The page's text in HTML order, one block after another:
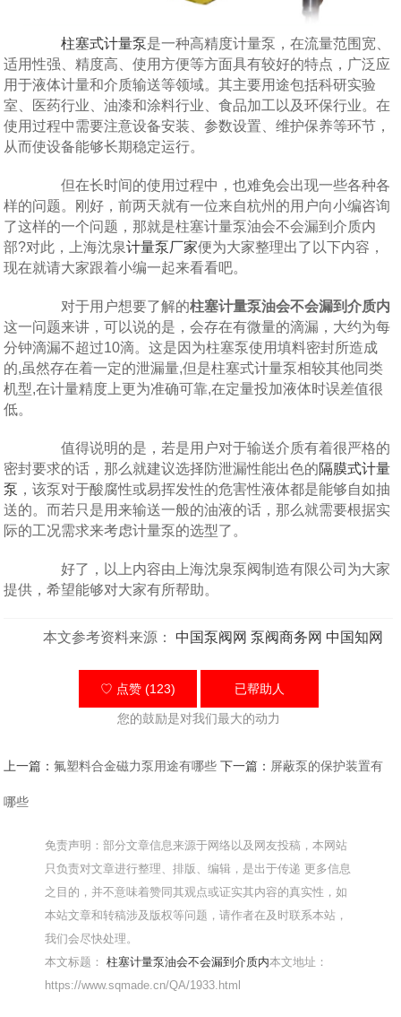
柱塞式计量泵是一种高精度计量泵，在流量范围宽、
适用性强、精度高、使用方便等方面具有较好的特点，广泛应
用于液体计量和介质输送等领域。其主要用途包括科研实验
室、医药行业、油漆和涂料行业、食品加工以及环保行业。在
使用过程中需要注意设备安装、参数设置、维护保养等环节，
从而使设备能够长期稳定运行。
但在长时间的使用过程中，也难免会出现一些各种各
样的问题。刚好，前两天就有一位来自杭州的用户向小编咨询
了这样的一个问题，那就是柱塞计量泵油会不会漏到介质内
部?对此，上海沈泉计量泵厂家便为大家整理出了以下内容，
现在就请大家跟着小编一起来看看吧。
对于用户想要了解的柱塞计量泵油会不会漏到介质内
这一问题来讲，可以说的是，会存在有微量的滴漏，大约为每
分钟滴漏不超过10滴。这是因为柱塞泵使用填料密封所造成
的,虽然存在着一定的泄漏量,但是柱塞式计量泵相较其他同类
机型,在计量精度上更为准确可靠,在定量投加液体时误差值很
低。
值得说明的是，若是用户对于输送介质有着很严格的
密封要求的话，那么就建议选择防泄漏性能出色的隔膜式计量
泵 ，该泵对于酸腐性或易挥发性的危害性液体都是能够自如抽
送的。而若只是用来输送一般的油液的话，那么就需要根据实
际的工况需求来考虑计量泵的选型了。
好了，以上内容由上海沈泉泵阀制造有限公司为大家
提供，希望能够对大家有所帮助。
本文参考资料来源： 中国泵阀网 泵阀商务网 中国知网
♡ 点赞 (123) 已帮助 人
您的鼓励是对我们最大的动力
上一篇：氟塑料合金磁力泵用途有哪些 下一篇： 屏蔽泵的保护装置有
哪些
免责声明：部分文章信息来源于网络以及网友投稿，本网站
只负责对文章进行整理、排版、编辑，是出于传递 更多信息
之目的，并不意味着赞同其观点或证实其内容的真实性，如
本站文章和转稿涉及版权等问题，请作者在及时联系本站，
我们会尽快处理。
本文标题：柱塞计量泵油会不会漏到介质内本文地址：
https://www.sqmade.cn/QA/1933.html